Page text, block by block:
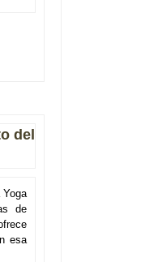
del
de
esa